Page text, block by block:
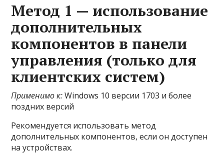
Метод 1 — использование
дополнительных
компонентов в панели
управления (только для
клиентских систем)
Применимо к:Windows 10 версии 1703 и более
поздних версий
Рекомендуется использовать метод
дополнительных компонентов, если он доступен
на устройствах.